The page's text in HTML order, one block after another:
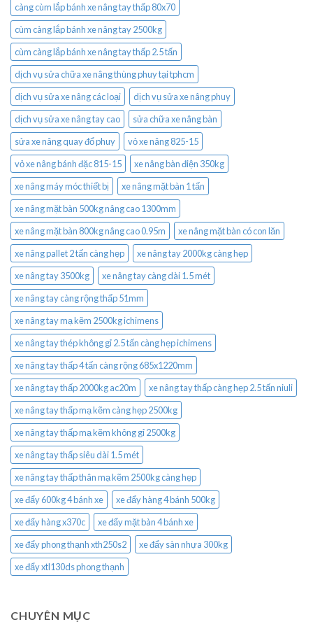
càng cùm lắp bánh xe nâng tay thấp 80x70
cùm càng lắp bánh xe nâng tay 2500kg
cùm càng lắp bánh xe nâng tay thấp 2.5 tấn
dịch vụ sửa chữa xe nâng thùng phuy tại tphcm
dịch vụ sửa xe nâng các loại
dịch vụ sửa xe nâng phuy
dịch vụ sửa xe nâng tay cao
sửa chữa xe nâng bàn
sửa xe nâng quay đổ phuy
vỏ xe nâng 825-15
vỏ xe nâng bánh đặc 815-15
xe nâng bàn điện 350kg
xe nâng máy móc thiết bị
xe nâng mặt bàn 1 tấn
xe nâng mặt bàn 500kg nâng cao 1300mm
xe nâng mặt bàn 800kg nâng cao 0.95m
xe nâng mặt bàn có con lăn
xe nâng pallet 2 tấn càng hẹp
xe nâng tay 2000kg càng hẹp
xe nâng tay 3500kg
xe nâng tay càng dài 1.5 mét
xe nâng tay càng rộng thấp 51mm
xe nâng tay mạ kẽm 2500kg ichimens
xe nâng tay thép không gỉ 2.5 tấn càng hẹp ichimens
xe nâng tay thấp 4 tấn càng rộng 685x1220mm
xe nâng tay thấp 2000kg ac20m
xe nâng tay thấp càng hẹp 2.5 tấn niuli
xe nâng tay thấp mạ kẽm càng hẹp 2500kg
xe nâng tay thấp mạ kẽm không gỉ 2500kg
xe nâng tay thấp siêu dài 1.5 mét
xe nâng tay thấp thân mạ kẽm 2500kg càng hẹp
xe đẩy 600kg 4 bánh xe
xe đẩy hàng 4 bánh 500kg
xe đẩy hàng x370c
xe đẩy mặt bàn 4 bánh xe
xe đẩy phong thạnh xth250s2
xe đẩy sàn nhựa 300kg
xe đẩy xtl130ds phong thạnh
CHUYÊN MỤC